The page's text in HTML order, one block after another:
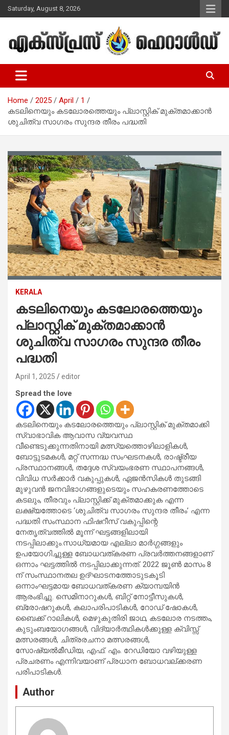
Skip
to
Saturday, August 8, 2026
Express Herald – Malayalam
Christian News
Home 2025 April
1
കടലിനെയും കടലോരത്തെയും പ്ലാസ്റ്റിക് മുക്തമാക്കാൻ
ശുചിത്വ സാഗരം സുന്ദര തീരം പദ്ധതി
KERALA
കടലിനെയും കടലോരത്തെയും
പ്ലാസ്റ്റിക് മുക്തമാക്കാൻ
ശുചിത്വ സാഗരം സുന്ദര തീരം
പദ്ധതി
April 1, 2025 editor
Spread the love
കടലിനെയും കടലോരത്തെയും പ്ലാസ്റ്റിക് മുക്തമാക്കി
സ്വാഭാവിക ആവാസ വ്യവസ്ഥ
വീണ്ടെടുക്കുന്നതിനായി മത്സ്യത്തൊഴിലാളികൾ,
ബോട്ടുടമകൾ, മറ്റ് സന്നദ്ധ സംഘടനകൾ, രാഷ്ട്രീയ
പ്രസ്ഥാനങ്ങൾ, തദ്ദേശ സ്വയംഭരണ സ്ഥാപനങ്ങൾ,
വിവിധ സർക്കാർ വകുപ്പുകൾ, ഏജൻസികൾ തുടങ്ങി
മുഴുവൻ ജനവിഭാഗങ്ങളുടെയും സഹകരണത്തോടെ
കടലും, തീരവും പ്ലാസ്റ്റിക്ക് മുക്തമാക്കുക എന്ന
ലക്ഷ്യത്തോടെ ‘ശുചിത്വ സാഗരം സുന്ദര തീരം’ എന്ന
പദ്ധതി സംസ്ഥാന ഫിഷറീസ് വകുപ്പിന്റെ
നേതൃത്വത്തിൽ മൂന്ന് ഘട്ടങ്ങളിലായി
നടപ്പിലാക്കും.സാധ്യമായ എല്ലാ മാർഗ്ഗങ്ങളും
ഉപയോഗിച്ചുള്ള ബോധവത്കരണ പ്രവർത്തനങ്ങളാണ്
ഒന്നാം ഘട്ടത്തിൽ നടപ്പിലാക്കുന്നത്. 2022 ജൂൺ മാസം 8
ന് സംസ്ഥാനതല ഉദ്ഘാടനത്തോടുടകൂടി
ഒന്നാംഘട്ടമായ ബോധവത്കരണ ക്യാമ്പയിൻ
ആരംഭിച്ചു. സെമിനാറുകൾ, ബിറ്റ് നോട്ടീസുകൾ,
ബ്രോഷറുകൾ, കലാപരിപാടികൾ, റോഡ് ഷോകൾ,
ബൈക്ക് റാലികൾ, മെഴുകുതിരി ജാഥ, കടലോര നടത്തം,
കുടുംബയോഗങ്ങൾ, വിദ്യാർത്ഥികൾക്കുള്ള ക്വിസ്സ്
മത്സരങ്ങൾ, ചിത്രരചനാ മത്സരങ്ങൾ,
സോഷ്യൽമീഡിയ, എഫ്. എം. റേഡിയോ വഴിയുള്ള
പ്രചരണം എന്നിവയാണ് പ്രധാന ബോധവല്ക്കരണ
പരിപാടികൾ.
Author